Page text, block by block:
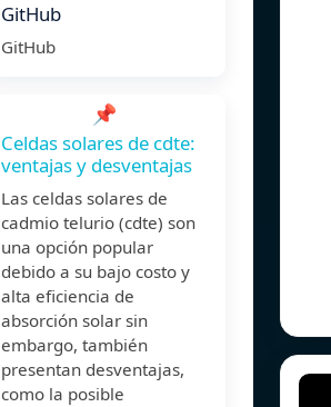
GitHub
GitHub
📌
Celdas solares de cdte:
ventajas y desventajas
Las celdas solares de
cadmio telurio (cdte) son
una opción popular
debido a su bajo costo y
alta eficiencia de
absorción solar sin
embargo, también
presentan desventajas,
como la posible